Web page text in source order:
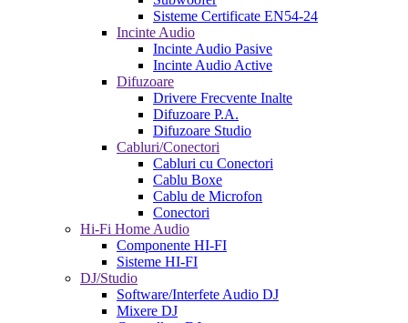
Sisteme Certificate EN54-24
Incinte Audio
Incinte Audio Pasive
Incinte Audio Active
Difuzoare
Drivere Frecvente Inalte
Difuzoare P.A.
Difuzoare Studio
Cabluri/Conectori
Cabluri cu Conectori
Cablu Boxe
Cablu de Microfon
Conectori
Hi-Fi Home Audio
Componente HI-FI
Sisteme HI-FI
DJ/Studio
Software/Interfete Audio DJ
Mixere DJ